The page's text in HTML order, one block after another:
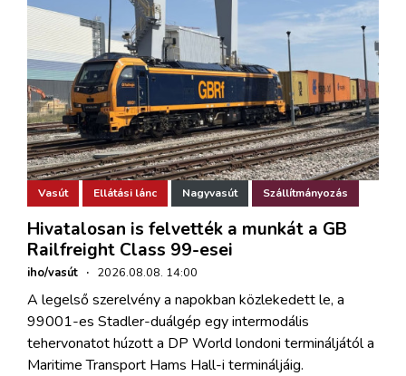
Vasút Ellátási lánc Nagyvasút Szállítmányozás
Hivatalosan is felvették a munkát a GB
Railfreight Class 99-esei
iho/vasút · 2026.08.08. 14:00
A legelső szerelvény a napokban közlekedett le, a
99001-es Stadler-duálgép egy intermodális
tehervonatot húzott a DP World londoni termináljától a
Maritime Transport Hams Hall-i termináljáig.